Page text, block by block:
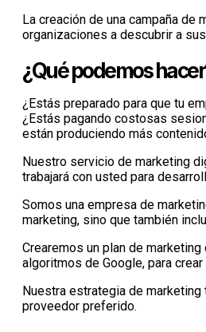
La creación de una campaña
organizaciones a descubrir a
¿Qué podemos
¿Estás preparado para que tu
¿Estás pagando costosas
están produciendo más
Nuestro servicio de marketing
trabajará con usted para
Somos una empresa de
marketing, sino que también
Crearemos un plan de
algoritmos de Google, para
Nuestra estrategia de
proveedor preferido.